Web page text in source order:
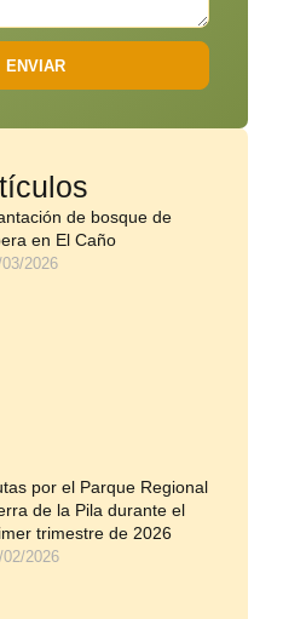
ENVIAR
de bosque de
en El Caño
03/2026
por el Parque Regional
de la Pila durante el
trimestre de 2026
02/2026